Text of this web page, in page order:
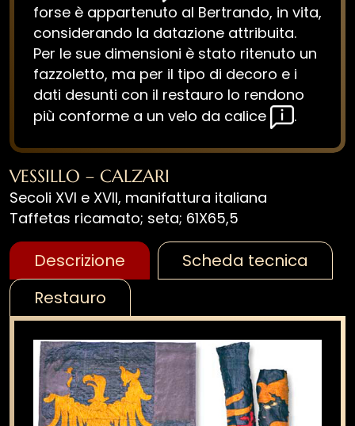
forse è appartenuto al Bertrando, in vita,
considerando la datazione attribuita.
Per le sue dimensioni è stato ritenuto un
fazzoletto, ma per il tipo di decoro e i
dati desunti con il restauro lo rendono
più conforme a un velo da calice
.
VESSILLO – CALZARI
Secoli XVI e XVII, manifattura italiana
Taffetas ricamato; seta; 61X65,5
Descrizione
Scheda tecnica
Restauro